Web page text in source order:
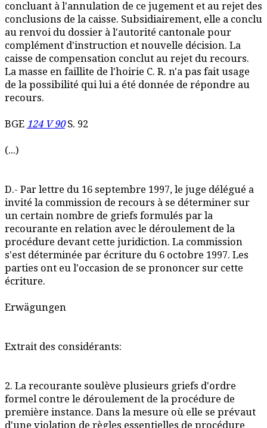
concluant à l'annulation de ce jugement et au rejet des
conclusions de la caisse. Subsidiairement, elle a conclu
au renvoi du dossier à l'autorité cantonale pour
complément d'instruction et nouvelle décision. La
caisse de compensation conclut au rejet du recours.
La masse en faillite de l'hoirie C. R. n'a pas fait usage
de la possibilité qui lui a été donnée de répondre au
recours.
BGE 124 V 90S. 92
(...)
D.- Par lettre du 16 septembre 1997, le juge délégué a
invité la commission de recours à se déterminer sur
un certain nombre de griefs formulés par la
recourante en relation avec le déroulement de la
procédure devant cette juridiction. La commission
s'est déterminée par écriture du 6 octobre 1997. Les
parties ont eu l'occasion de se prononcer sur cette
écriture.
Erwägungen
Extrait des considérants:
2. La recourante soulève plusieurs griefs d'ordre
formel contre le déroulement de la procédure de
première instance. Dans la mesure où elle se prévaut
d'une violation de règles essentielles de procédure